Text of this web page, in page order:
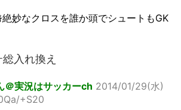
絶妙なクロスを誰か頭でシュートもGK
入れ換え
＠実況はサッカーch 2014/01/29(水)
+S20